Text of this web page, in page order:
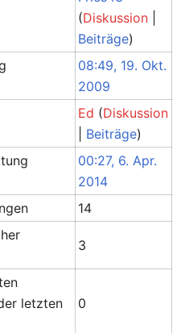
(Diskussion
Beiträge)
08:49, 19. Okt.
2009
Ed (Diskussion
Beiträge)
00:27, 6. Apr.
2014
14
3
letzten
0